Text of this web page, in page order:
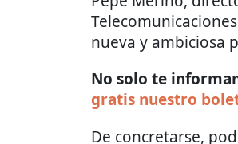
nueva y ambiciosa
No solo te
gratis nuestro
De concretarse,